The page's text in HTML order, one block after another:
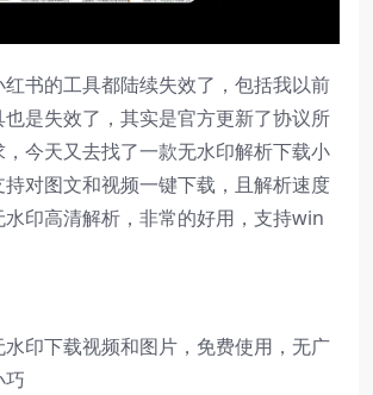
书的工具都陆续失效了，包括我以前
是失效了，其实是官方更新了协议所
今天又去找了一款无水印解析下载小
对图文和视频一键下载，且解析速度
印高清解析，非常的好用，支持win
印下载视频和图片，免费使用，无广
巧